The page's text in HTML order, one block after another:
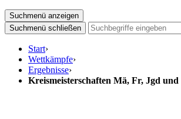
Suchmenü anzeigen
Suchmenü schließen
Start›
Wettkämpfe›
Ergebnisse›
Kreismeisterschaften Mä, Fr, Jgd und